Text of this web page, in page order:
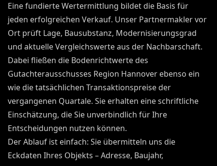
Eine fundierte Wertermittlung bildet die Basis für
jeden erfolgreichen Verkauf. Unser Partnermakler vor
Ort prüft Lage, Bausubstanz, Modernisierungsgrad
und aktuelle Vergleichswerte aus der Nachbarschaft.
Dabei fließen die Bodenrichtwerte des
Gutachterausschusses Region Hannover ebenso ein
wie die tatsächlichen Transaktionspreise der
vergangenen Quartale. Sie erhalten eine schriftliche
Einschätzung, die Sie unverbindlich für Ihre
Entscheidungen nutzen können.
Der Ablauf ist einfach: Sie übermitteln uns die
Eckdaten Ihres Objekts – Adresse, Baujahr,